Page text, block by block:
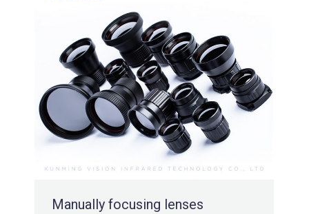
Manually focusing lenses